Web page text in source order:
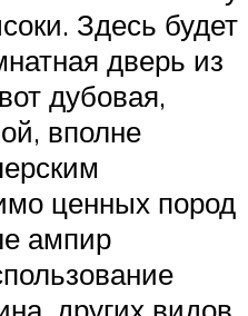
Здесь будет
дверь из
дубовая,
вполне
ценных пород
ампир
других видов